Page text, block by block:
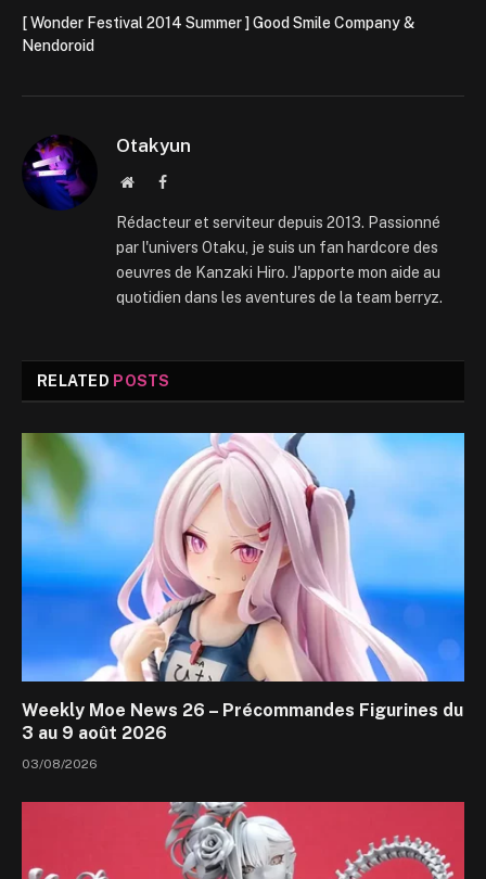
[ Wonder Festival 2014 Summer ] Good Smile Company &
Nendoroid
Otakyun
WebsiteFacebook
Rédacteur et serviteur depuis 2013. Passionné
par l'univers Otaku, je suis un fan hardcore des
oeuvres de Kanzaki Hiro. J'apporte mon aide au
quotidien dans les aventures de la team berryz.
RELATED POSTS
Weekly Moe News 26 – Précommandes Figurines du
3 au 9 août 2026
03/08/2026